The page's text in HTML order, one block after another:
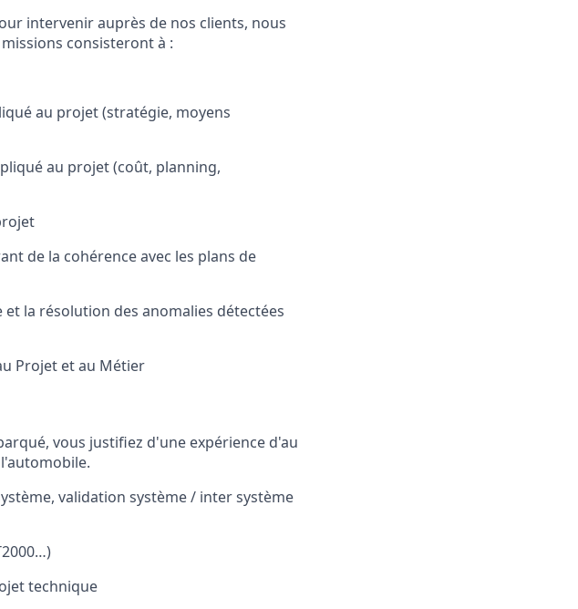
intervenir auprès de nos clients, nous
consisteront à :
au projet (stratégie, moyens
au projet (coût, planning,
de la cohérence avec les plans de
la résolution des anomalies détectées
Projet et au Métier
vous justifiez d'une expérience d'au
validation système / inter système
technique